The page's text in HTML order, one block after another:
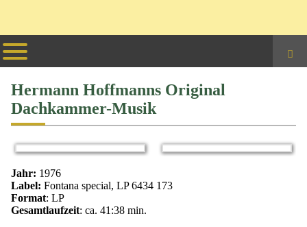
Hermann Hoffmanns Original
Dachkammer-Musik
Jahr: 1976
Label: Fontana special, LP 6434 173
Format: LP
Gesamtlaufzeit: ca. 41:38 min.